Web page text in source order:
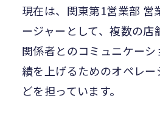
現在は、関東第1営業部 営
ージャーとして、複数の店
関係者とのコミュニケー
績を上げるためのオペレ
どを担っています。